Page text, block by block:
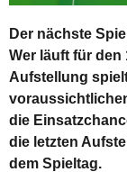
Der nächste
Wer läuft für den
Aufstellung
die
die letzten
dem Spieltag.